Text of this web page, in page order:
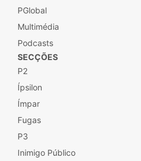
PGlobal
Multimédia
Podcasts
SECÇÕES
P2
Ípsilon
Ímpar
Fugas
P3
Inimigo Público